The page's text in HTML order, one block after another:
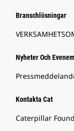
Branschlösningar
Nyheter Och
Kontakta Cat
Caterpillar